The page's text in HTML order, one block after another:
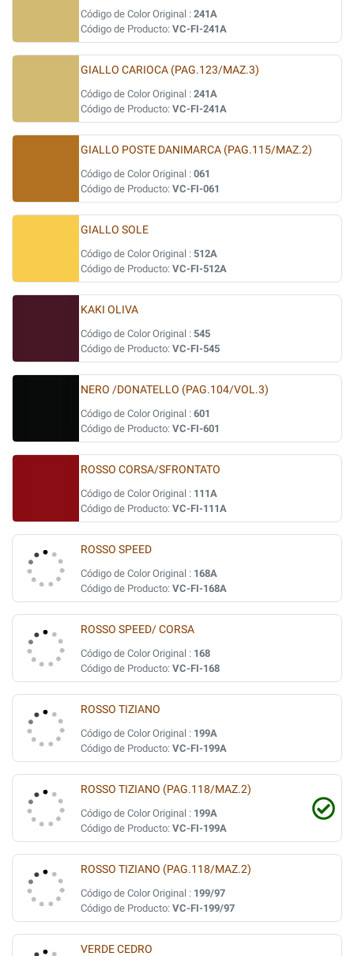
Código de Color Original : 241A
Código de Producto: VC-FI-241A
GIALLO CARIOCA (PAG.123/MAZ.3)
Código de Color Original : 241A
Código de Producto: VC-FI-241A
GIALLO POSTE DANIMARCA (PAG.115/MAZ.2)
Código de Color Original : 061
Código de Producto: VC-FI-061
GIALLO SOLE
Código de Color Original : 512A
Código de Producto: VC-FI-512A
KAKI OLIVA
Código de Color Original : 545
Código de Producto: VC-FI-545
NERO /DONATELLO (PAG.104/VOL.3)
Código de Color Original : 601
Código de Producto: VC-FI-601
ROSSO CORSA/SFRONTATO
Código de Color Original : 111A
Código de Producto: VC-FI-111A
ROSSO SPEED
Código de Color Original : 168A
Código de Producto: VC-FI-168A
ROSSO SPEED/ CORSA
Código de Color Original : 168
Código de Producto: VC-FI-168
ROSSO TIZIANO
Código de Color Original : 199A
Código de Producto: VC-FI-199A
ROSSO TIZIANO (PAG.118/MAZ.2)
Código de Color Original : 199A
Código de Producto: VC-FI-199A
ROSSO TIZIANO (PAG.118/MAZ.2)
Código de Color Original : 199/97
Código de Producto: VC-FI-199/97
VERDE CEDRO